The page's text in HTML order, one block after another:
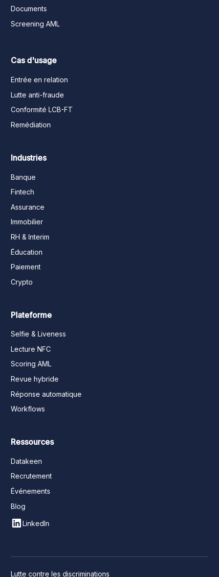
Documents
Screening AML
Cas d'usage
Entrée en relation
Lutte anti-fraude
Conformité LCB-FT
Remédiation
Industries
Banque
Fintech
Assurance
Immobilier
RH & Interim
Éducation
Paiement
Crypto
Plateforme
Selfie & Liveness
Lecture NFC
Scoring AML
Revue hybride
Réponse automatique
Workflows
Ressources
Datakeen
Recrutement
Événements
Blog
LinkedIn
Lutte contre les discriminations